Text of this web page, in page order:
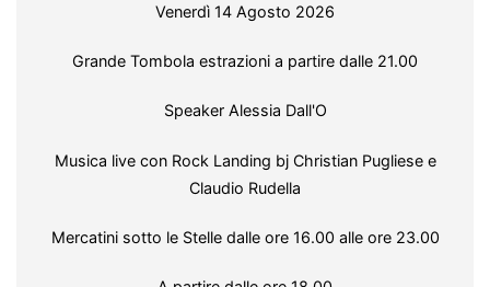
Venerdì 14 Agosto 2026
Grande Tombola estrazioni a partire dalle 21.00
Speaker Alessia Dall'O
Musica live con Rock Landing bj Christian Pugliese e
Claudio Rudella
Mercatini sotto le Stelle dalle ore 16.00 alle ore 23.00